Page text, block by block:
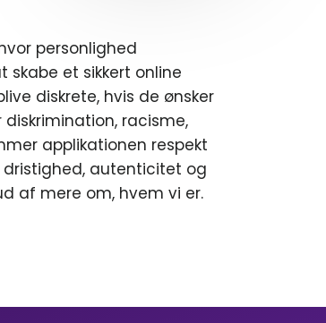
personlighed
et sikkert online
diskrete, hvis de ønsker
racisme,
applikationen respekt
autenticitet og
af mere om, hvem vi er.